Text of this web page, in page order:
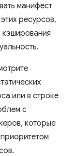
манифест
ресурсов,
кэширования
или в строке
с
которые